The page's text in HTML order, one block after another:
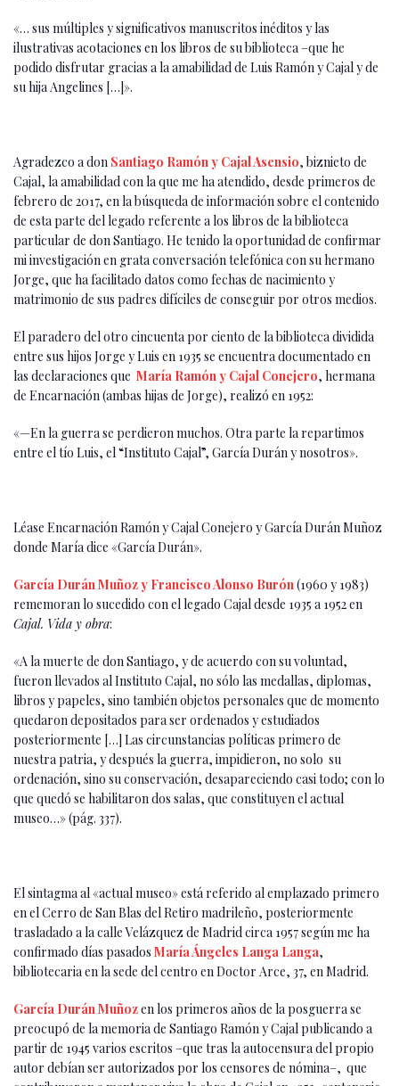
«… sus múltiples y significativos manuscritos inéditos y las
ilustrativas acotaciones en los libros de su biblioteca –que he
podido disfrutar gracias a la amabilidad de Luis Ramón y Cajal y de
su hija Angelines […]».
Agradezco a don Santiago Ramón y Cajal Asensio, biznieto de
Cajal, la amabilidad con la que me ha atendido, desde primeros de
febrero de 2017, en la búsqueda de información sobre el contenido
de esta parte del legado referente a los libros de la biblioteca
particular de don Santiago. He tenido la oportunidad de confirmar
mi investigación en grata conversación telefónica con su hermano
Jorge, que ha facilitado datos como fechas de nacimiento y
matrimonio de sus padres difíciles de conseguir por otros medios.
El paradero del otro cincuenta por ciento de la biblioteca dividida
entre sus hijos Jorge y Luis en 1935 se encuentra documentado en
las declaraciones que María Ramón y Cajal Conejero, hermana
de Encarnación (ambas hijas de Jorge), realizó en 1952:
«—En la guerra se perdieron muchos. Otra parte la repartimos
entre el tío Luis, el “Instituto Cajal”, García Durán y nosotros».
Léase Encarnación Ramón y Cajal Conejero y García Durán Muñoz
donde María dice «García Durán».
García Durán Muñoz y Francisco Alonso Burón(1960 y 1983)
rememoran lo sucedido con el legado Cajal desde 1935 a 1952 en
Cajal. Vida y obra:
«A la muerte de don Santiago, y de acuerdo con su voluntad,
fueron llevados al Instituto Cajal, no sólo las medallas, diplomas,
libros y papeles, sino también objetos personales que de momento
quedaron depositados para ser ordenados y estudiados
posteriormente […] Las circunstancias políticas primero de
nuestra patria, y después la guerra, impidieron, no solo su
ordenación, sino su conservación, desapareciendo casi todo; con lo
que quedó se habilitaron dos salas, que constituyen el actual
museo…» (pág. 337).
El sintagma al «actual museo» está referido al emplazado primero
en el Cerro de San Blas del Retiro madrileño, posteriormente
trasladado a la calle Velázquez de Madrid circa 1957 según me ha
confirmado días pasados María Ángeles Langa Langa,
bibliotecaria en la sede del centro en Doctor Arce, 37, en Madrid.
García Durán Muñozen los primeros años de la posguerra se
preocupó de la memoria de Santiago Ramón y Cajal publicando a
partir de 1945 varios escritos –que tras la autocensura del propio
autor debían ser autorizados por los censores de nómina–, que